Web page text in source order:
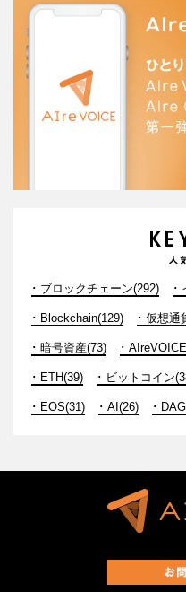
ブロックチェーン(292)
Blockchain(129) 仮想通
暗号資産(73)
ETH(39) ビットコイン
EOS(31) AI(26)